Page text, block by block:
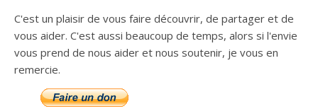
C'est un plaisir de vous faire découvrir, de partager et de
vous aider. C'est aussi beaucoup de temps, alors si l'envie
vous prend de nous aider et nous soutenir, je vous en
remercie.